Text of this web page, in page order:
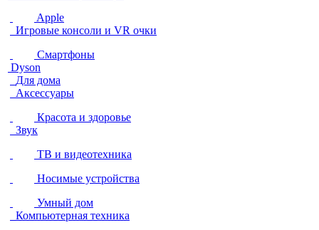
Apple
Игровые консоли и VR очки
Смартфоны
Dyson
Для дома
Аксессуары
Красота и здоровье
Звук
ТВ и видеотехника
Носимые устройства
Умный дом
Компьютерная техника